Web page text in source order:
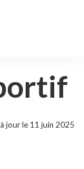
jour le 11 juin 2025